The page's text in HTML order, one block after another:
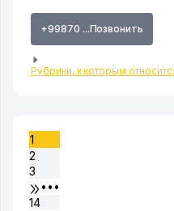
+99870 ...Позвонить
Рубрики, к которым
1
2
3
•••
14